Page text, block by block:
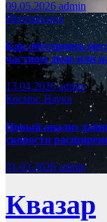
09.05.2026 admin
Интиресное
Как обустроить
частном доме или
13.04.2026admin
Космос Наука
Новый анализ
скорости
01.03.2026admin
Квазар